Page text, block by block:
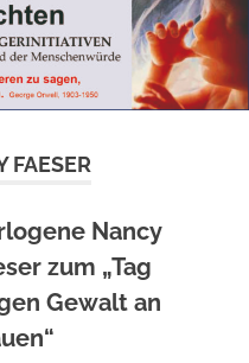
FAESER
Nancy
zum „Tag
Gewalt an